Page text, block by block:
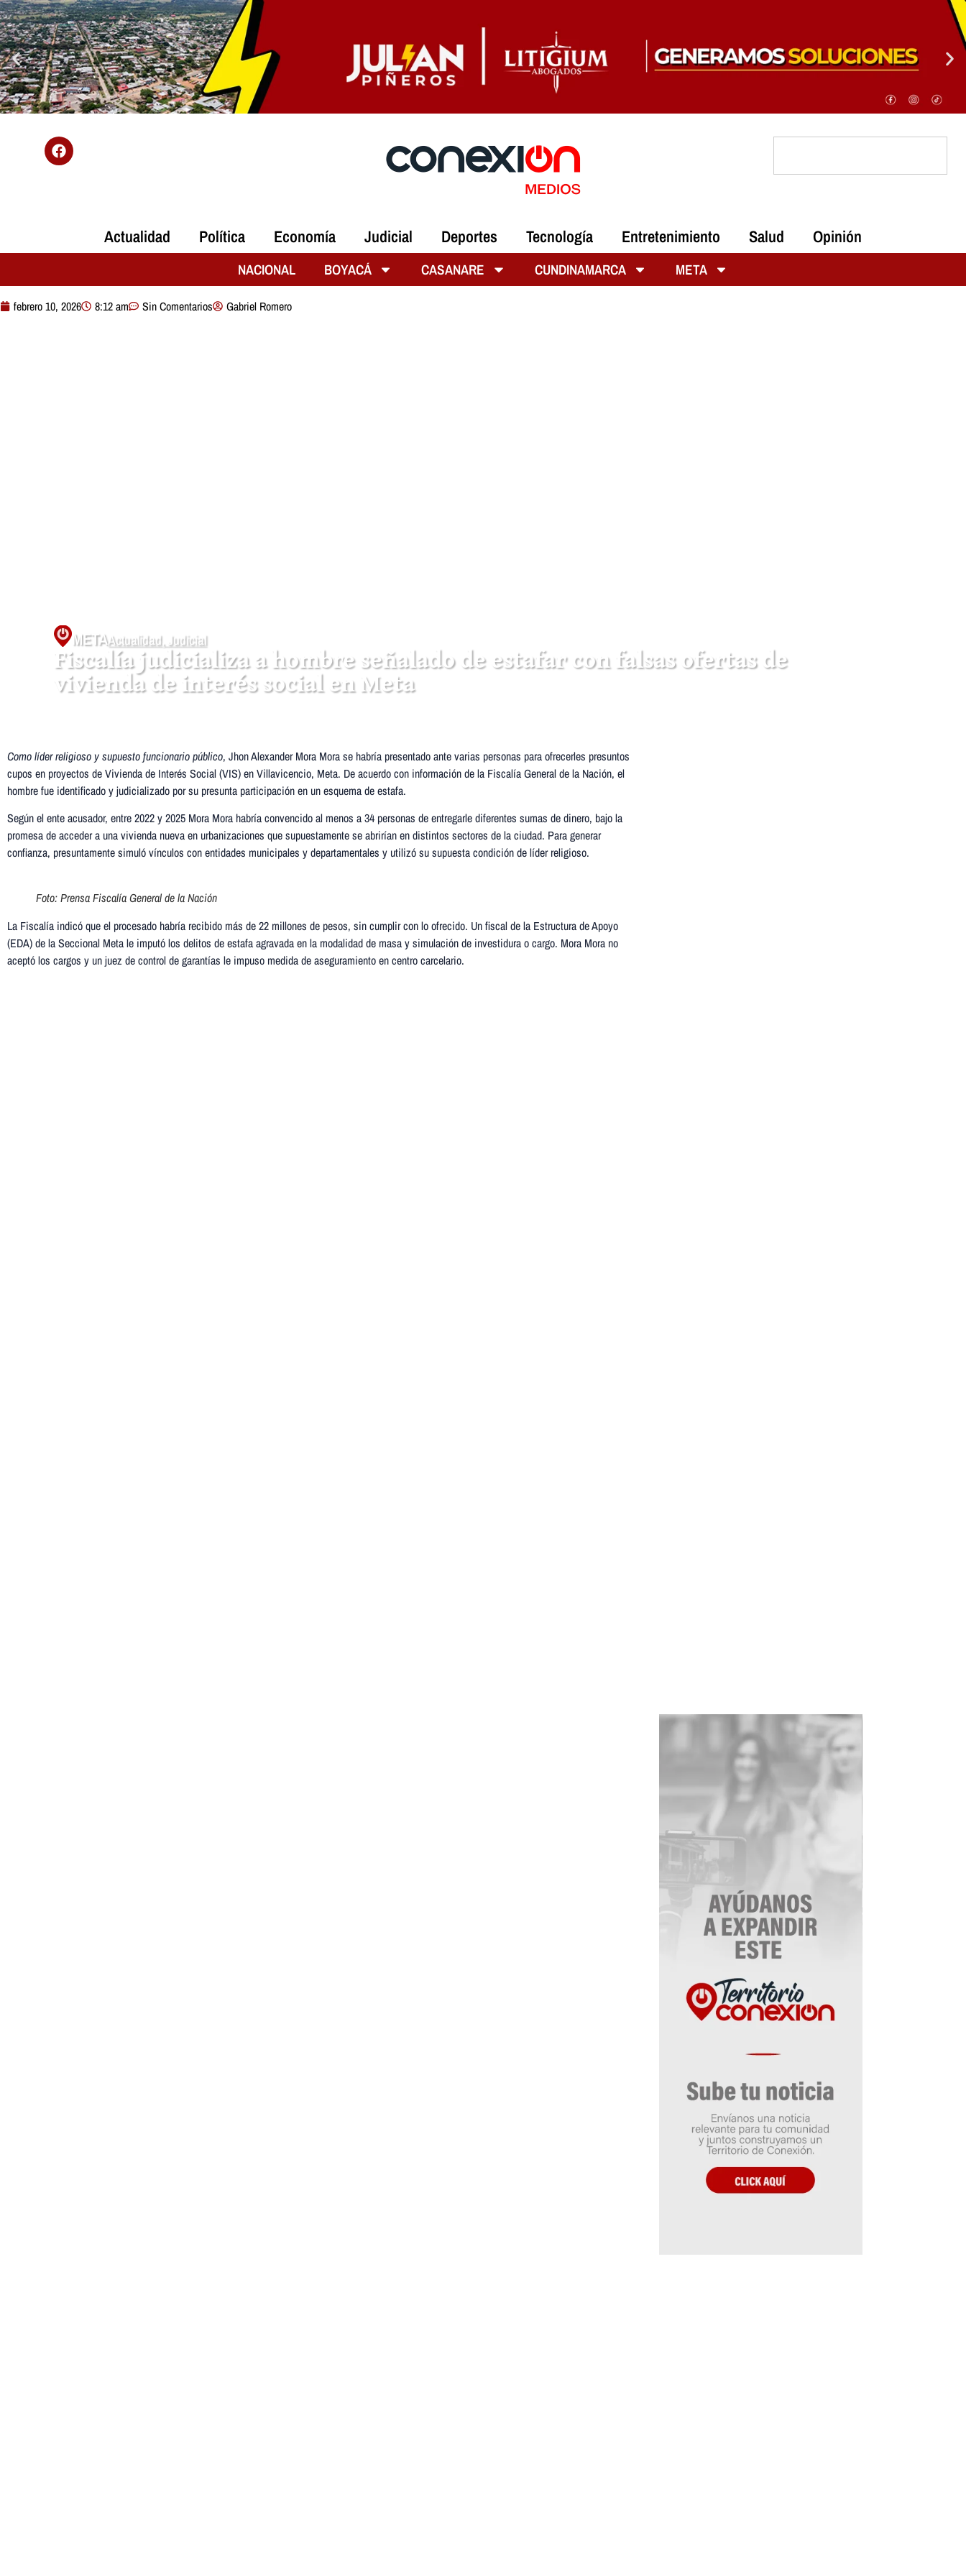
Actualidad Política Economía Judicial Deportes Tecnología Entretenimiento Salud Opinión
NACIONAL BOYACÁ CASANARE CUNDINAMARCA META
febrero 10, 2026 8:12 am Sin Comentarios Gabriel Romero
METAActualidad, Judicial
Fiscalía judicializa a hombre señalado de estafar con falsas ofertas de
vivienda de interés social en Meta
Como líder religioso y supuesto funcionario público, Jhon Alexander Mora Mora se habría presentado ante varias personas para ofrecerles presuntos
cupos en proyectos de Vivienda de Interés Social (VIS) en Villavicencio, Meta. De acuerdo con información de la Fiscalía General de la Nación, el
hombre fue identificado y judicializado por su presunta participación en un esquema de estafa.
Según el ente acusador, entre 2022 y 2025 Mora Mora habría convencido al menos a 34 personas de entregarle diferentes sumas de dinero, bajo la
promesa de acceder a una vivienda nueva en urbanizaciones que supuestamente se abrirían en distintos sectores de la ciudad. Para generar
confianza, presuntamente simuló vínculos con entidades municipales y departamentales y utilizó su supuesta condición de líder religioso.
Foto: Prensa Fiscalía General de la Nación
La Fiscalía indicó que el procesado habría recibido más de 22 millones de pesos, sin cumplir con lo ofrecido. Un fiscal de la Estructura de Apoyo
(EDA) de la Seccional Meta le imputó los delitos de estafa agravada en la modalidad de masa y simulación de investidura o cargo. Mora Mora no
aceptó los cargos y un juez de control de garantías le impuso medida de aseguramiento en centro carcelario.